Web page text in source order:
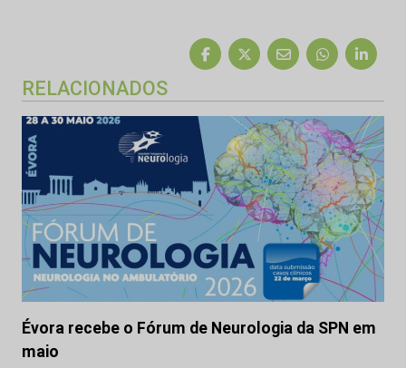
RELACIONADOS
Évora recebe o Fórum de Neurologia da SPN em
maio